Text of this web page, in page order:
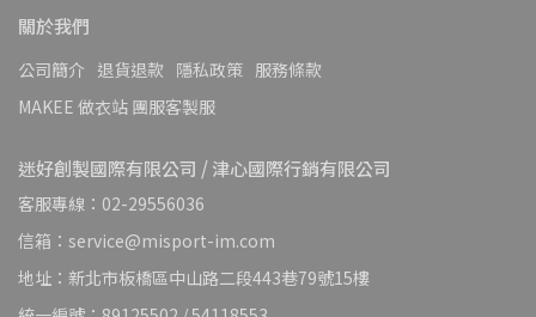
關於我們
公司簡介 退貨退款 隱私政策 服務條款
MAKEE 做衣站 團服客製服
迷好創製國際有限公司 / 津心國際行銷有限公司
客服專線：02-29556036
信箱：service@misport-im.com
地址：新北市板橋區中山路二段443巷79號15樓